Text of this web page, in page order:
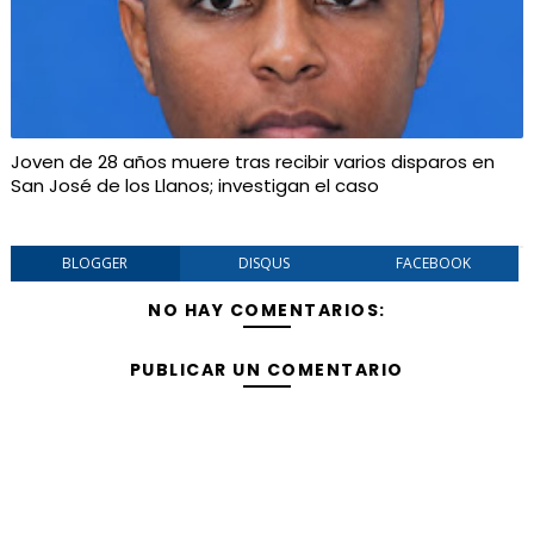
Joven de 28 años muere tras recibir varios disparos en
San José de los Llanos; investigan el caso
BLOGGER DISQUS FACEBOOK
NO HAY COMENTARIOS:
PUBLICAR UN COMENTARIO